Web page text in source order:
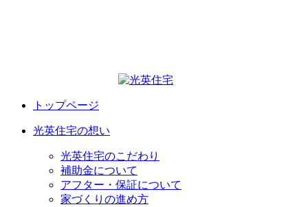
トップページ
光英住宅の想い
光英住宅のこだわり
補助金について
アフター・保証について
家づくりの進め方